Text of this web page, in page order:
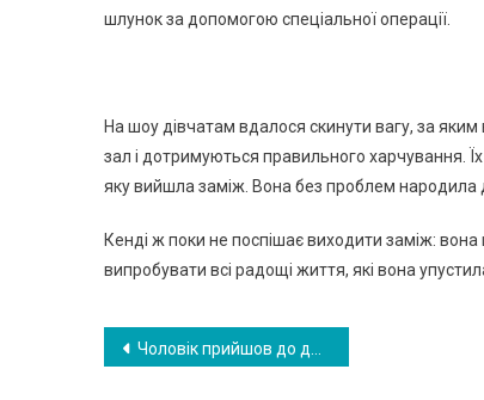
шлунок за допомогою спеціальної операції.
На шоу дівчатам вдалося скинути вагу, за
зал і дотримуються правильного харчування.
яку вийшла заміж. Вона без проблем народила
Кенді ж поки не поспішає виходити заміж:
випробувати всі радощі життя, які вона
Навигация
Чоловік прийшов до дружини на пологи! Те, що було далі, не бачили і не очікували навіть лікарі. ВIДЕО